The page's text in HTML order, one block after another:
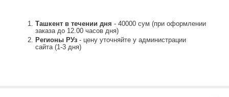
Ташкент в течении дня - 40000 сум (при оформлении
заказа до 12.00 часов дня)
Регионы РУз - цену уточняйте у администрации
сайта (1-3 дня)